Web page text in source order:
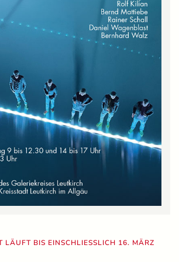
LÄUFT BIS EINSCHLIESSLICH 16. MÄRZ 2